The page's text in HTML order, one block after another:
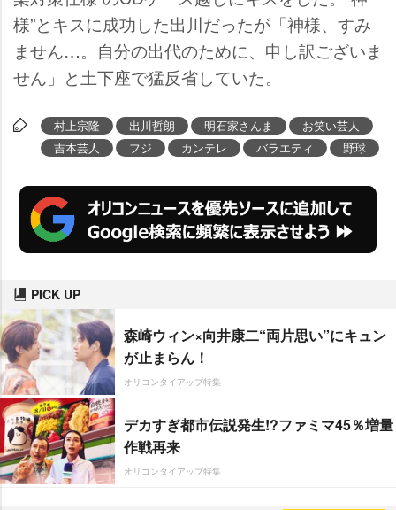
様”とキスに成功した出川だったが「神様、すみ
ません…。自分の出代のために、申し訳ございま
せん」と土下座で猛反省していた。
村上宗隆 出川哲朗 明石家さんま
お笑い芸人
吉本芸人
フジ カンテレ バラエティ 野球
PICK UP
森崎ウィン×向井康二“両片思い”にキュン
が止まらん！
オリコンタイアップ特集
デカすぎ都市伝説発生!?ファミマ45％増量
作戦再来
オリコンタイアップ特集